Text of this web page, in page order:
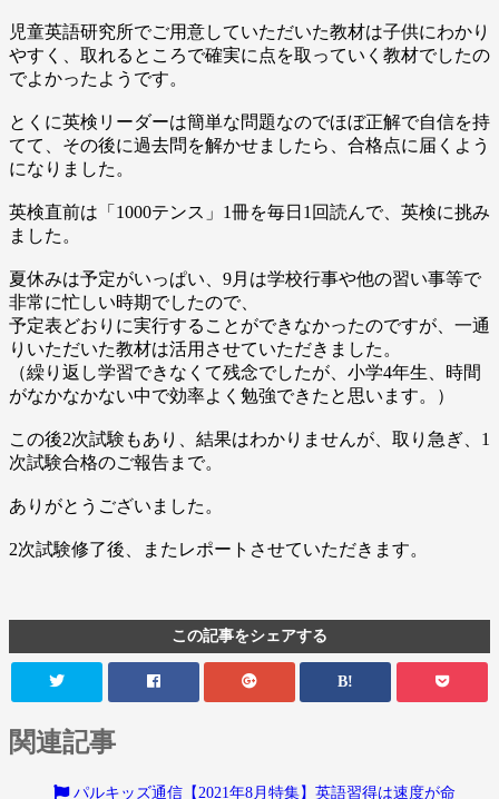
児童英語研究所でご用意していただいた教材は子供にわかり
やすく、取れるところで確実に点を取っていく教材でしたの
でよかったようです。
とくに英検リーダーは簡単な問題なのでほぼ正解で自信を持
てて、その後に過去問を解かせましたら、合格点に届くよう
になりました。
英検直前は「1000テンス」1冊を毎日1回読んで、英検に挑み
ました。
夏休みは予定がいっぱい、9月は学校行事や他の習い事等で
非常に忙しい時期でしたので、
予定表どおりに実行することができなかったのですが、一通
りいただいた教材は活用させていただきました。
（繰り返し学習できなくて残念でしたが、小学4年生、時間
がなかなかない中で効率よく勉強できたと思います。）
この後2次試験もあり、結果はわかりませんが、取り急ぎ、1
次試験合格のご報告まで。
ありがとうございました。
2次試験修了後、またレポートさせていただきます。
この記事をシェアする
B!
関連記事
パルキッズ通信【2021年8月特集】英語習得は速度が命